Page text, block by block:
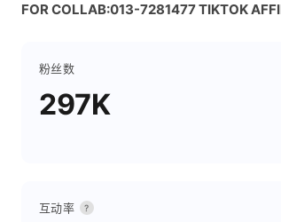
FOR COLLAB:013-7281477 TIKTOK
粉丝数
297K
互动率 ?